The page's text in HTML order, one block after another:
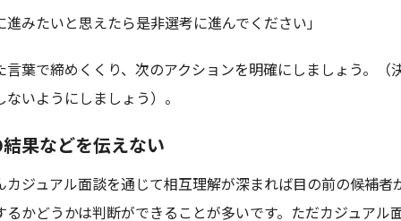
進みたいと思えたら是非選考に進んでください」
言葉で締めくくり、次のアクションを明確にしましょう。（
ないようにしましょう）。
果などを伝えない
カジュアル面談を通じて相互理解が深まれば目の前の候補者
るかどうかは判断ができることが多いです。ただカジュアル